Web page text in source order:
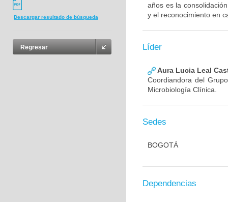
Descargar resultado de búsqueda
Regresar
años es la
y el reconocimiento en
Líder
Aura Lucia Leal
Coordiandora del
Microbiología Clínica.
Sedes
BOGOTÁ
Dependencias